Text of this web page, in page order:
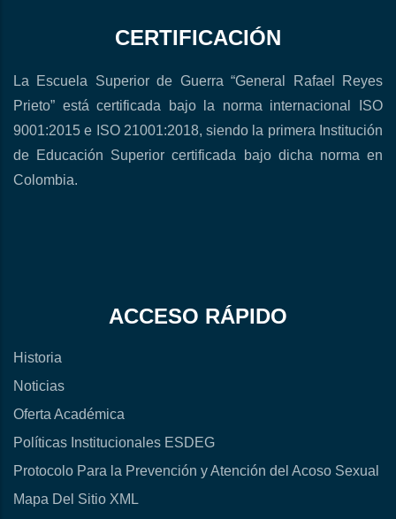
CERTIFICACIÓN
La Escuela Superior de Guerra “General Rafael Reyes
Prieto” está certificada bajo la norma internacional ISO
9001:2015 e ISO 21001:2018, siendo la primera Institución
de Educación Superior certificada bajo dicha norma en
Colombia.
ACCESO RÁPIDO
Historia
Noticias
Oferta Académica
Políticas Institucionales ESDEG
Protocolo Para la Prevención y Atención del Acoso Sexual
Mapa Del Sitio XML